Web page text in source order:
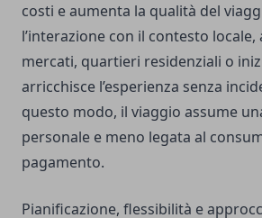
costi e aumenta la qualità del
l’interazione con il contesto
mercati, quartieri residenziali o
arricchisce l’esperienza senza
questo modo, il viaggio assume
personale e meno legata al
pagamento.
Pianificazione, flessibilità e